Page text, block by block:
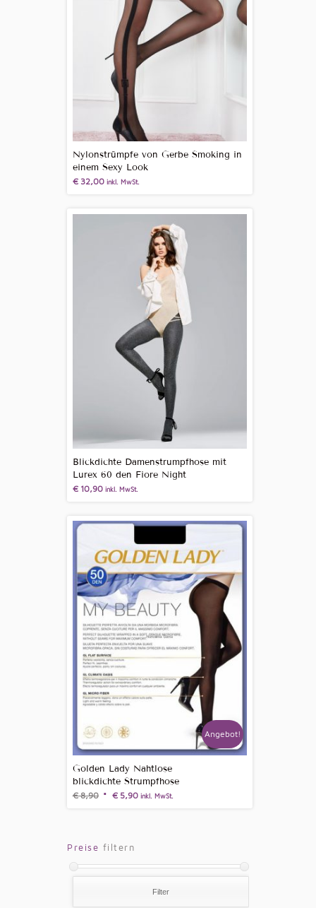
Nylonstrümpfe von Gerbe Smoking in
einem Sexy Look
€32,00 inkl. MwSt.
Blickdichte Damenstrumpfhose mit
Lurex 60 den Fiore Night
€10,90 inkl. MwSt.
Golden Lady Nahtlose
blickdichte Strumpfhose
€8,90 €5,90 inkl. MwSt.
Angebot!
Preise filtern
Filter